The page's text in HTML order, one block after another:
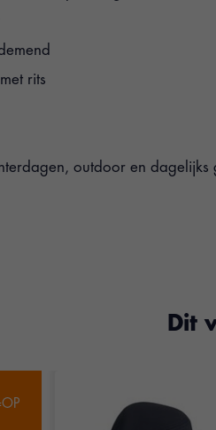
rits
outdoor en dagelijks
Dit